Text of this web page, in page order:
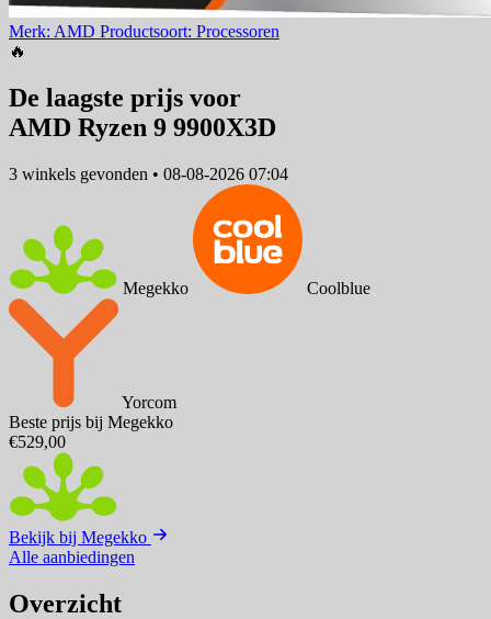
Merk: AMD Productsoort: Processoren
🔥
De laagste prijs voor
AMD Ryzen 9 9900X3D
3 winkels gevonden • 08-08-2026 07:04
Megekko Coolblue
Yorcom
Beste prijs bij Megekko
€529,00
Bekijk bij Megekko
Alle aanbiedingen
Overzicht